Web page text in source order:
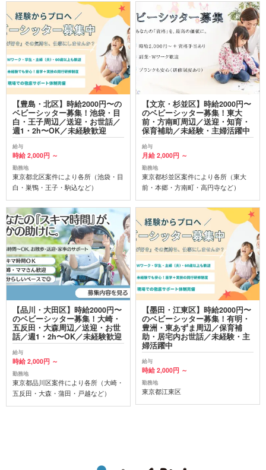
【豊島・北区】時給2000円〜の
ベビーシッター募集！池袋・目
白・王子周辺／送迎・お世話／
週1・2h〜OK／未経験歓迎
給与
時給 2,000円 ～
勤務地
東京都北区案件により各所（池袋・目
白・巣鴨・王子・駒込など）
【文京・杉並区】時給2000円〜
のベビーシッター募集！東大
前・方南町周辺／送迎・知育・
保育補助／未経験・主婦活躍中
給与
月給 2,000円 ～
勤務地
東京都杉並区案件により各所（東大
前・本郷・方南町・高円寺など）
【品川・大田区】時給2000円〜
のベビーシッター募集！大崎・
五反田・大森周辺／送迎・お世
話／週1・2h〜OK／未経験歓迎
給与
時給 2,000円 ～
勤務地
東京都品川区案件により各所（大崎・
五反田・大森・蒲田・戸越など）
【墨田・江東区】時給2000円〜
のベビーシッター募集！有明・
豊洲・東あずま周辺／保育補
助・居宅内お世話／未経験・主
婦活躍中
給与
時給 2,000円 ～
勤務地
東京都江東区